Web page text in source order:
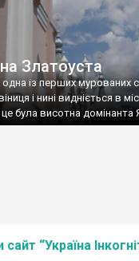
Златоуста
із перших мурованих
і нині видніється в
була висотна домінанта
“Україна